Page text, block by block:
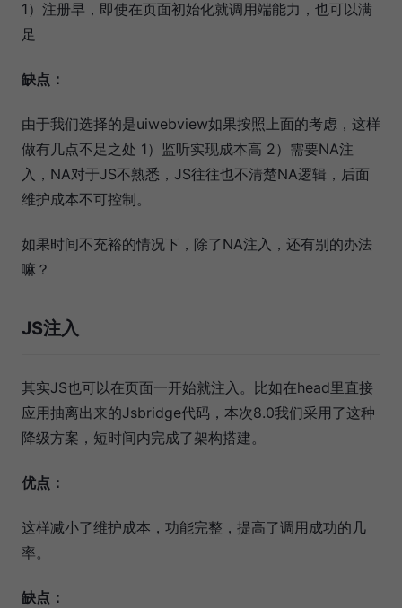
1）注册早，即使在页面初始化就调用端能力，也可以满
足
缺点：
由于我们选择的是uiwebview如果按照上面的考虑，这样
做有几点不足之处 1）监听实现成本高 2）需要NA注
入，NA对于JS不熟悉，JS往往也不清楚NA逻辑，后面
维护成本不可控制。
如果时间不充裕的情况下，除了NA注入，还有别的办法
嘛？
JS注入
其实JS也可以在页面一开始就注入。比如在head里直接
应用抽离出来的Jsbridge代码，本次8.0我们采用了这种
降级方案，短时间内完成了架构搭建。
优点：
这样减小了维护成本，功能完整，提高了调用成功的几
率。
缺点：